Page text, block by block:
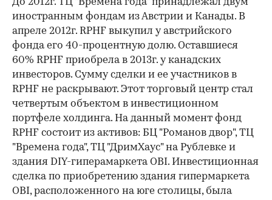
До 2012г. ТЦ "Времена года" принадлежал двум
иностранным фондам из Австрии и Канады. В
апреле 2012г. RPHF выкупил у австрийского
фонда его 40-процентную долю. Оставшиеся
60% RPHF приобрела в 2013г. у канадских
инвесторов. Сумму сделки и ее участников в
RPHF не раскрывают. Этот торговый центр стал
четвертым объектом в инвестиционном
портфеле холдинга. На данный момент фонд
RPHF состоит из активов: БЦ "Романов двор", ТЦ
"Времена года", ТЦ "ДримХаус" на Рублевке и
здания DIY-гиперамаркета OBI. Инвестиционная
сделка по приобретению здания гипермаркета
OBI, расположенного на юге столицы, была